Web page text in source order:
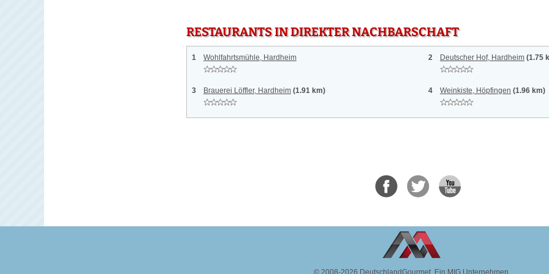
RESTAURANTS IN DIREKTER NACHBARSCHAFT
1 Wohlfahrtsmühle, Hardheim 2 Deutscher Hof, Hardheim (1.75
3 Brauerei Löffler, Hardheim (1.91 km) 4 Weinkiste, Höpfingen (1.96 km)
© 2008-2026 DeutschlandGourmet. Ein MIG Unternehmen.